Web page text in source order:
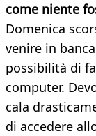
come niente
Domenica
venire in
possibilità di
computer.
cala
di accedere